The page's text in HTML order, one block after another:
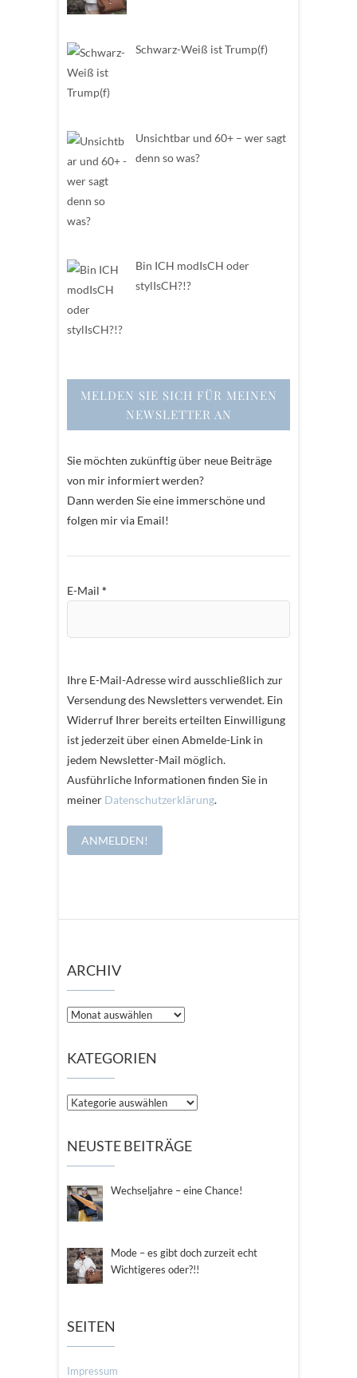
Schwarz-Weiß ist Trump(f)
Unsichtbar und 60+ – wer sagt
denn so was?
Bin ICH modIsCH oder
stylIsCH?!?
MELDEN SIE SICH FÜR MEINEN
NEWSLETTER AN
Sie möchten zukünftig über neue Beiträge
von mir informiert werden?
Dann werden Sie eine immerschöne und
folgen mir via Email!
E-Mail *
Ihre E-Mail-Adresse wird ausschließlich zur
Versendung des Newsletters verwendet. Ein
Widerruf Ihrer bereits erteilten Einwilligung
ist jederzeit über einen Abmelde-Link in
jedem Newsletter-Mail möglich.
Ausführliche Informationen finden Sie in
meiner Datenschutzerklärung.
ARCHIV
Archiv
KATEGORIEN
Kategorien
NEUSTE BEITRÄGE
Wechseljahre – eine Chance!
Mode – es gibt doch zurzeit echt
Wichtigeres oder?!!
SEITEN
Impressum